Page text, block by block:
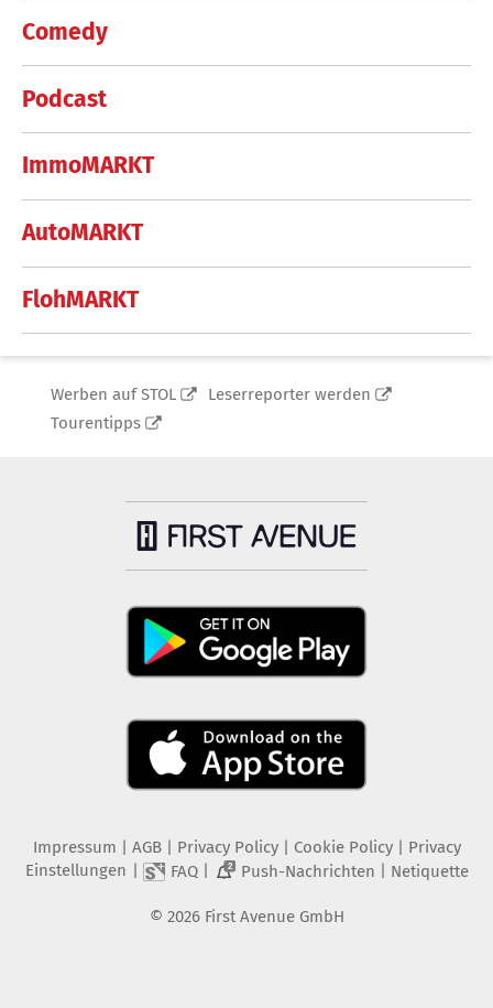
Comedy
Podcast
ImmoMARKT
AutoMARKT
FlohMARKT
Werben auf STOL
Leserreporter werden
Tourentipps
Impressum AGB Privacy Policy| Cookie Policy| Privacy
Einstellungen
FAQ| 2 Push-Nachrichten Netiquette
© 2026 First Avenue GmbH